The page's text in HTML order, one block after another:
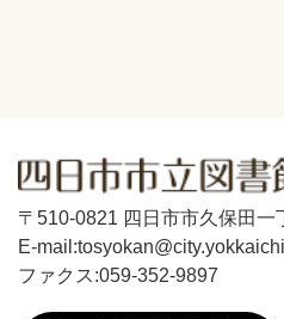
〒510-0821 四日市市久保田一
E-
ファクス:059-352-9897